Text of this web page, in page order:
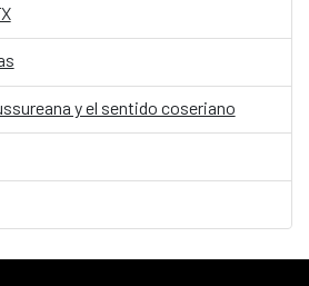
y el sentido coseriano